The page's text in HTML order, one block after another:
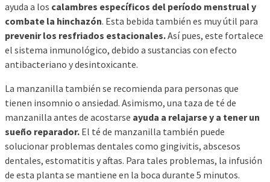
ayuda a los calambres específicos del período menstrual y
combate la hinchazón. Esta bebida también es muy útil para
prevenir los resfriados estacionales.Así pues, este fortalece
el sistema inmunológico, debido a sustancias con efecto
antibacteriano y desintoxicante.
La manzanilla también se recomienda para personas que
tienen insomnio o ansiedad. Asimismo, una taza de té de
manzanilla antes de acostarse ayuda a relajarse y a tener un
sueño reparador. El té de manzanilla también puede
solucionar problemas dentales como gingivitis, abscesos
dentales, estomatitis y aftas. Para tales problemas, la infusión
de esta planta se mantiene en la boca durante 5 minutos.